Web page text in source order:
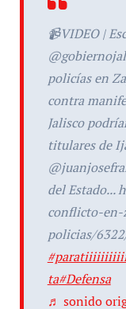
📹VIDEO |
policías en
contra
Jalisco
titulares de
del Estado...
conflicto-en-
policias/
ta#Defensa
♬ sonido